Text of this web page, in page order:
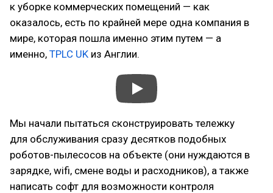
к уборке коммерческих помещений — как
оказалось, есть по крайней мере одна компания в
мире, которая пошла именно этим путем — а
именно, TPLC UK из Англии.
Мы начали пытаться сконструировать тележку
для обслуживания сразу десятков подобных
роботов-пылесосов на объекте (они нуждаются в
зарядке, wifi, смене воды и расходников), а также
написать софт для возможности контроля